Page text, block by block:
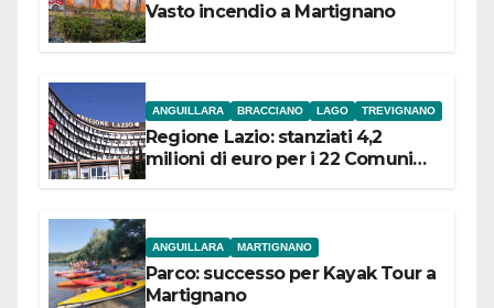
Vasto incendio a Martignano
ANGUILLARA BRACCIANO LAGO TREVIGNANO
Regione Lazio: stanziati 4,2
milioni di euro per i 22 Comuni
ANGUILLARA MARTIGNANO
Parco: successo per Kayak Tour a
Martignano